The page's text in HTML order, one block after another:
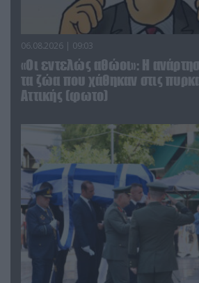
06.08.2026 | 09:03
«Οι εντελώς αθώοι»: Η
τα ζώα που χάθηκαν στις
Αττικής (φωτο)